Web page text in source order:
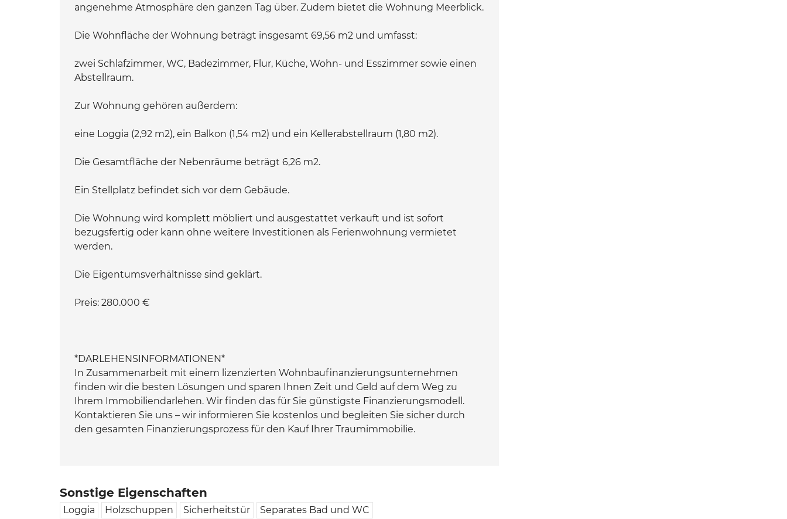
angenehme Atmosphäre den ganzen Tag über. Zudem bietet die Wohnung Meerblick.
Die Wohnfläche der Wohnung beträgt insgesamt 69,56 m2 und umfasst:
zwei Schlafzimmer, WC, Badezimmer, Flur, Küche, Wohn- und Esszimmer sowie einen
Abstellraum.
Zur Wohnung gehören außerdem:
eine Loggia (2,92 m2), ein Balkon (1,54 m2) und ein Kellerabstellraum (1,80 m2).
Die Gesamtfläche der Nebenräume beträgt 6,26 m2.
Ein Stellplatz befindet sich vor dem Gebäude.
Die Wohnung wird komplett möbliert und ausgestattet verkauft und ist sofort
bezugsfertig oder kann ohne weitere Investitionen als Ferienwohnung vermietet
werden.
Die Eigentumsverhältnisse sind geklärt.
Preis: 280.000 €
*DARLEHENSINFORMATIONEN*
In Zusammenarbeit mit einem lizenzierten Wohnbaufinanzierungsunternehmen
finden wir die besten Lösungen und sparen Ihnen Zeit und Geld auf dem Weg zu
Ihrem Immobiliendarlehen. Wir finden das für Sie günstigste Finanzierungsmodell.
Kontaktieren Sie uns – wir informieren Sie kostenlos und begleiten Sie sicher durch
den gesamten Finanzierungsprozess für den Kauf Ihrer Traumimmobilie.
Sonstige Eigenschaften
Loggia Holzschuppen Sicherheitstür Separates Bad und WC